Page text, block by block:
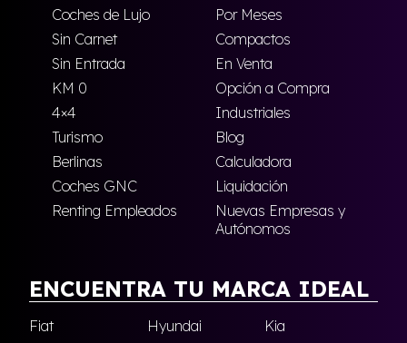
Coches de Lujo
Por Meses
Sin Carnet
Compactos
Sin Entrada
En Venta
KM 0
Opción a Compra
4×4
Industriales
Turismo
Blog
Berlinas
Calculadora
Coches GNC
Liquidación
Renting Empleados
Nuevas Empresas y
Autónomos
ENCUENTRA TU MARCA IDEAL
Fiat Hyundai Kia